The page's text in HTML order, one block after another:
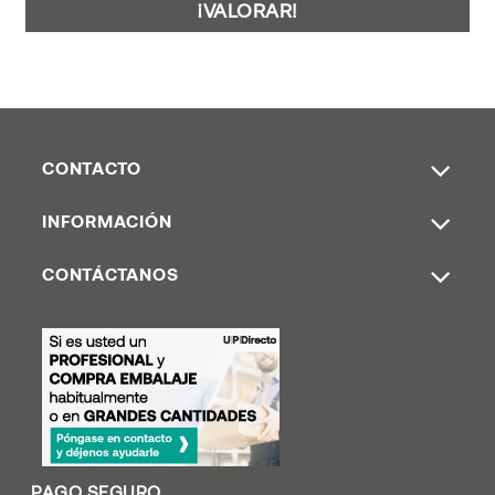
¡VALORAR!
CONTACTO
INFORMACIÓN
CONTÁCTANOS